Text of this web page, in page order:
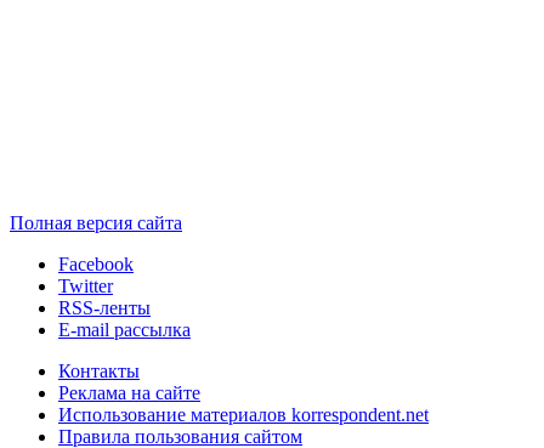
Полная версия сайта
Facebook
Twitter
RSS-ленты
E-mail рассылка
Контакты
Реклама на сайте
Использование материалов korrespondent.net
Правила пользования сайтом